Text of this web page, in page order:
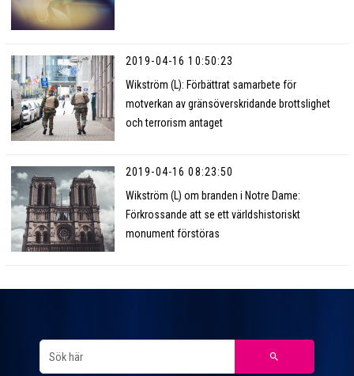
2019-04-16 10:50:23
Wikström (L): Förbättrat samarbete för
motverkan av gränsöverskridande brottslighet
och terrorism antaget
2019-04-16 08:23:50
Wikström (L) om branden i Notre Dame:
Förkrossande att se ett världshistoriskt
monument förstöras